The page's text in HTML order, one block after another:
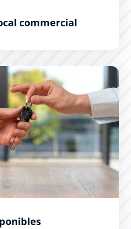
commercial